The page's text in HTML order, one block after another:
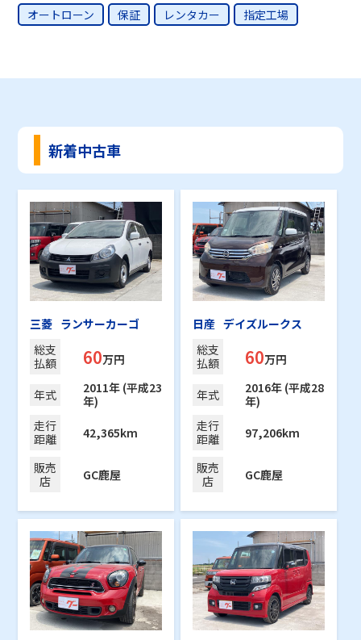
オートローン
保証 レンタカー 指定工場
新着中古車
三菱 ランサーカーゴ
総支
払額
60万円
年式
2011年 (平成23
年)
走行
距離
42,365km
販売
店
GC鹿屋
日産 デイズルークス
総支
払額
60万円
年式
2016年 (平成28
年)
走行
距離
97,206km
販売
店
GC鹿屋